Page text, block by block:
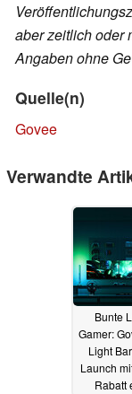
aber zeitlich oder
Angaben ohne
Quelle(n)
Govee
Verwandte
Bunte
Gamer:
Light
Launch
Rabatt